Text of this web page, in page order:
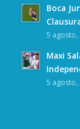
Boca
5 agosto,
Maxi
5 agosto,